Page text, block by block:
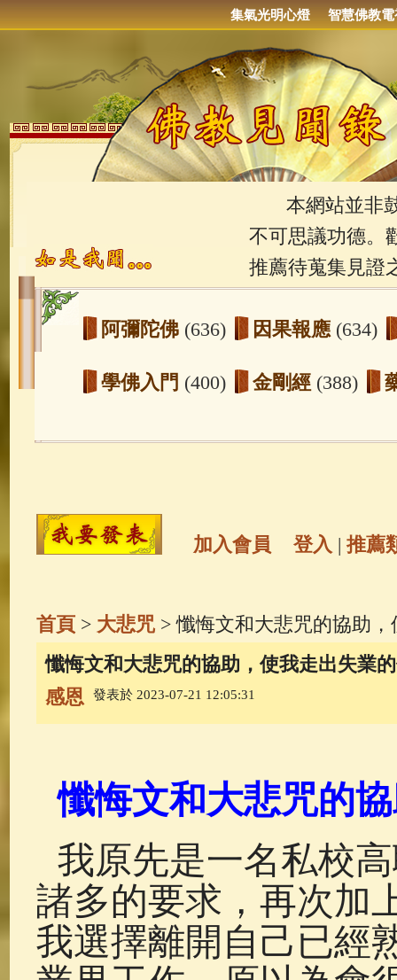
集氣光明心燈 智慧佛教電
本網站並非鼓
不可思議功德。
推薦待蒐集見證
阿彌陀佛 (636) 因果報應 (634)
學佛入門 (400) 金剛經 (388)
玉曆寶鈔(236) 地藏經(225)
高僧故事 (142) 放生護生 (133)
一切如來心秘密全身舍利寶篋印
生活禪(70) 釋迦牟尼佛傳
佛典故事(38) 佛說療痔(腫瘤)
加入會員 登入 | 推薦
首頁> 大悲咒> 懺悔文和大悲咒的協助，
懺悔文和大悲咒的協助，使我走出失業
感恩
發表於 2023-07-21 12:05:31
懺悔文和大悲咒的
我原先是一名私校
諸多的要求，再次加
我選擇離開自己已經